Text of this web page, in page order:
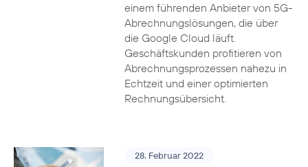
einem führenden Anbieter von 5G-
Abrechnungslösungen, die über
die Google Cloud läuft.
Geschäftskunden profitieren von
Abrechnungsprozessen nahezu in
Echtzeit und einer optimierten
Rechnungsübersicht.
28. Februar 2022